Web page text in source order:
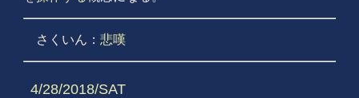
さくいん： 悲嘆
4/28/2018/SAT